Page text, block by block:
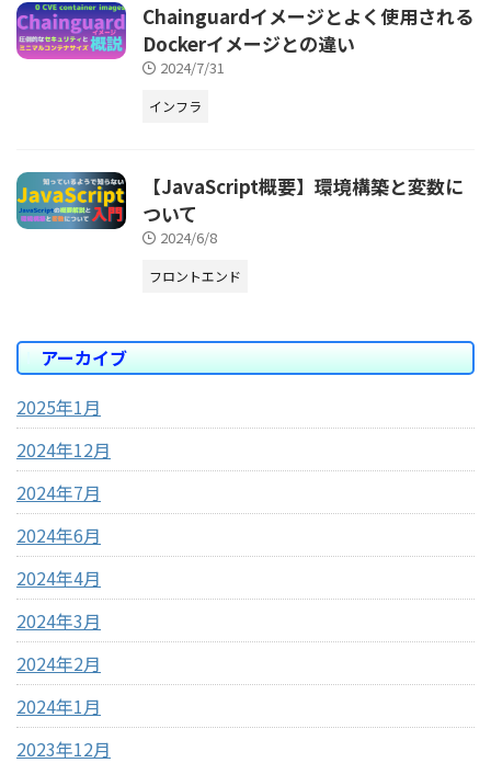
Chainguardイメージとよく使用される
Dockerイメージとの違い
2024/7/31
インフラ
【JavaScript概要】環境構築と変数に
ついて
2024/6/8
フロントエンド
アーカイブ
2025年1月
2024年12月
2024年7月
2024年6月
2024年4月
2024年3月
2024年2月
2024年1月
2023年12月